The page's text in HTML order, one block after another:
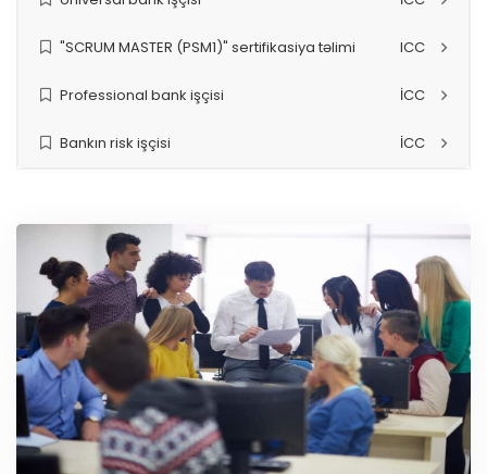
"SCRUM MASTER (PSM1)" sertifikasiya təlimi ICC
Professional bank işçisi İCC
Bankın risk işçisi İCC